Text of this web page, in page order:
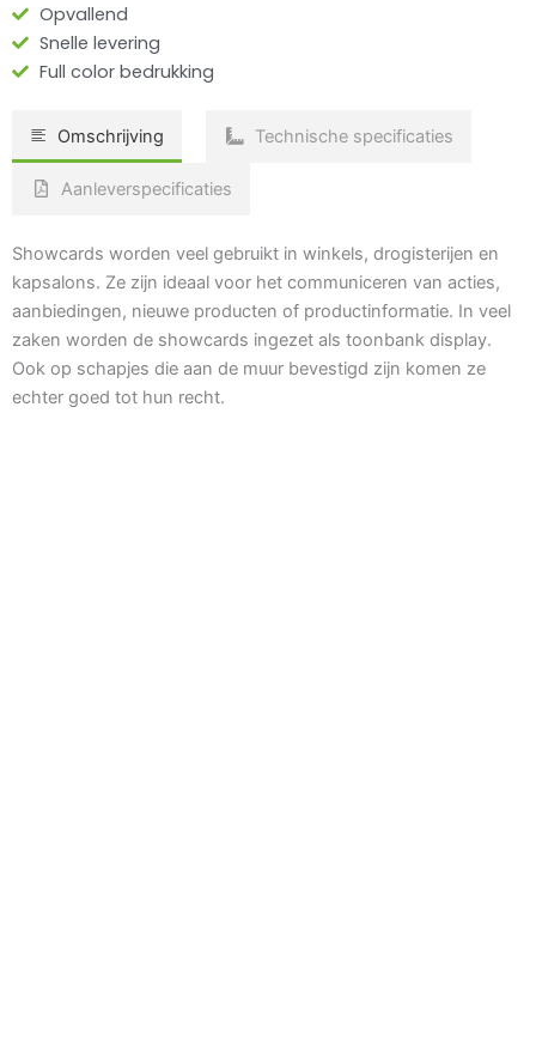
Opvallend
Snelle levering
Full color bedrukking
Omschrijving Technische specificaties
Aanleverspecificaties
Showcards worden veel gebruikt in winkels, drogisterijen en
kapsalons. Ze zijn ideaal voor het communiceren van acties,
aanbiedingen, nieuwe producten of productinformatie. In veel
zaken worden de showcards ingezet als toonbank display.
Ook op schapjes die aan de muur bevestigd zijn komen ze
echter goed tot hun recht.